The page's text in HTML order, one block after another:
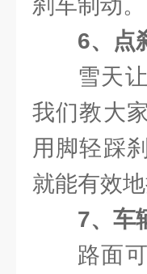
刹车制动。
6、点
雪天
我们教大
用脚轻踩
就能有效
7、车
路面